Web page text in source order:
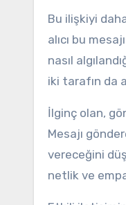
Bu ilişkiyi
alıcı bu
nasıl
iki tarafın da
İlginç olan,
Mesajı
vereceğini
netlik ve